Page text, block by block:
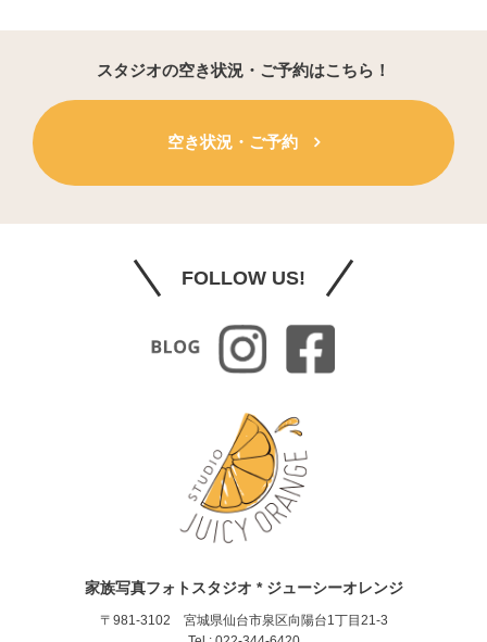
スタジオの空き状況・ご予約はこちら！
空き状況・ご予約
FOLLOW US!
家族写真フォトスタジオ * ジューシーオレンジ
〒981-3102 宮城県仙台市泉区向陽台1丁目21-3